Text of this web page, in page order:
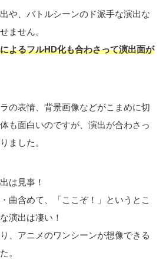
や、バトルシーンのド派手な演出な
ません。
よるフルHD化も合わさって演出面が
の表情、背景画像などがこまめに切
も面白いのですが、演出が合わさっ
ました。
は見事！
曲含めて、「ここぞ！」というとこ
演出は凄い！
、アニメのワンシーンが想像できる
。